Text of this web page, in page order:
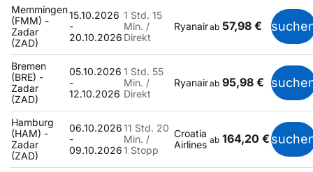
Memmingen
(FMM) -
Zadar
(ZAD)
15.10.2026
-
20.10.2026
1 Std. 15
Min. /
Direkt
Ryanairab 57,98 €
Bremen
(BRE) -
Zadar
(ZAD)
05.10.2026
-
12.10.2026
1 Std. 55
Min. /
Direkt
Ryanairab 95,98 €
Hamburg
(HAM) -
Zadar
(ZAD)
06.10.2026
-
09.10.2026
11 Std. 20
Min. /
1 Stopp
Croatia
Airlines ab 164,20 €